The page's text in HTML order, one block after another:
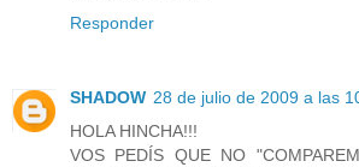
Responder
SHADOW 28 de julio de 2009 a las
HOLA HINCHA!!!
VOS PEDÍS QUE NO